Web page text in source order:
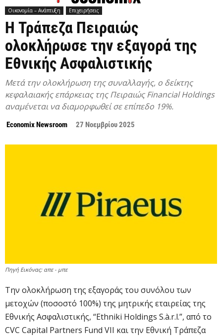
Οικονομία – Ανάπτυξη Επιχειρήσεις
Η Τράπεζα Πειραιώς
ολοκλήρωσε την εξαγορά της
Εθνικής Ασφαλιστικής
Μετά την ολοκλήρωση της συναλλαγής, ο δείκτης
κεφαλαιακής επάρκειας της Πειραιώς Financial Holdings
αναμένεται να διαμορφωθεί σε επίπεδο 19%.
Economix Newsroom 27 Νοεμβρίου 2025
Πηγή Εικόνας: απε - μπε
Την ολοκλήρωση της εξαγοράς του συνόλου των
μετοχών (ποσοστό 100%) της μητρικής εταιρείας της
Εθνικής Ασφαλιστικής, “Ethniki Holdings S.à.r.l.”, από το
CVC Capital Partners Fund VII και την Εθνική Τράπεζα